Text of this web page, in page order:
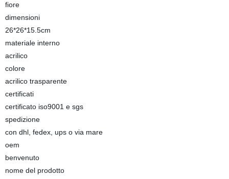
fiore
dimensioni
26*26*15.5cm
materiale interno
acrilico
colore
acrilico trasparente
certificati
certificato iso9001 e sgs
spedizione
con dhl, fedex, ups o via mare
oem
benvenuto
nome del prodotto